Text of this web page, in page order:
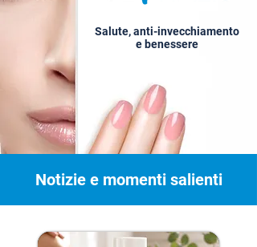
Salute, anti-invecchiamento
e benessere
Notizie e momenti salienti